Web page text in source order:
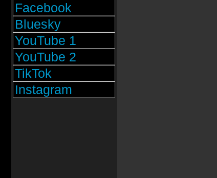
Facebook
Bluesky
YouTube 1
YouTube 2
TikTok
Instagram